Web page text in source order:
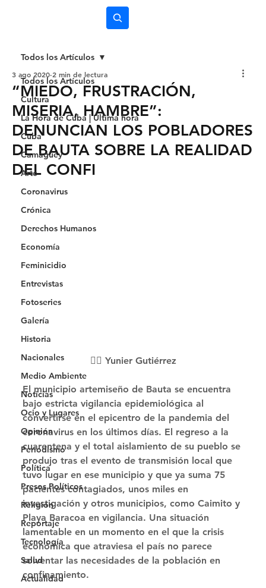
Todos los Artículos
Cultura
La Hora de Cuba | Última hora
Cuba
Camagüey
Arte
Coronavirus
Crónica
Derechos Humanos
Economía
Feminicidio
Entrevistas
Fotoseries
Galería
Historia
Nacionales
Medio Ambiente
Noticias
Ocio y Lugares
Opinión
Periodismo
Política
Presos Políticos
Religión
Reportaje
Tecnología
Salud
Actualidad
Todos los Artículos
“MIEDO, FRUSTRACIÓN,
MISERIA, HAMBRE”:
DENUNCIAN LOS POBLADORES
DE BAUTA SOBRE LA REALIDAD
DEL CONFI
3 ago 2020 2 min de lectura
✍🏻 Yunier Gutiérrez
El municipio artemiseño de Bauta se encuentra
bajo estricta vigilancia epidemiológica al
convertirse en el epicentro de la pandemia del
coronavirus en los últimos días. El regreso a la
cuarentena y el total aislamiento de su pueblo se
produjo tras el evento de transmisión local que
tuvo lugar en ese municipio y que ya suma 75
pacientes contagiados, unos miles en
investigación y otros municipios, como Caimito y
Playa Baracoa en vigilancia. Una situación
lamentable en un momento en el que la crisis
económica que atraviesa el país no parece
solventar las necesidades de la población en
confinamiento.